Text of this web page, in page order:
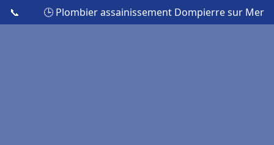
📞 🕒 Plombier assainissement Dompierre sur Mer